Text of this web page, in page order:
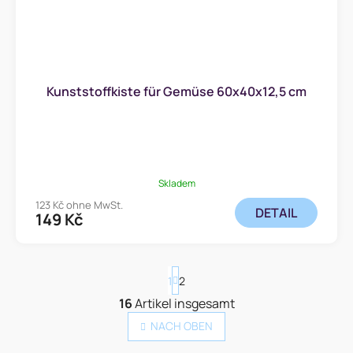
Kunststoffkiste für Gemüse 60x40x12,5 cm
Skladem
123 Kč ohne MwSt.
149 Kč DETAIL
S
t
e
P
a
g
i
n
1 2
16Artikel insgesamt
NACH OBEN